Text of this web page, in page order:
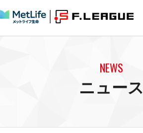
U-23選抜
NEWS
ニュース